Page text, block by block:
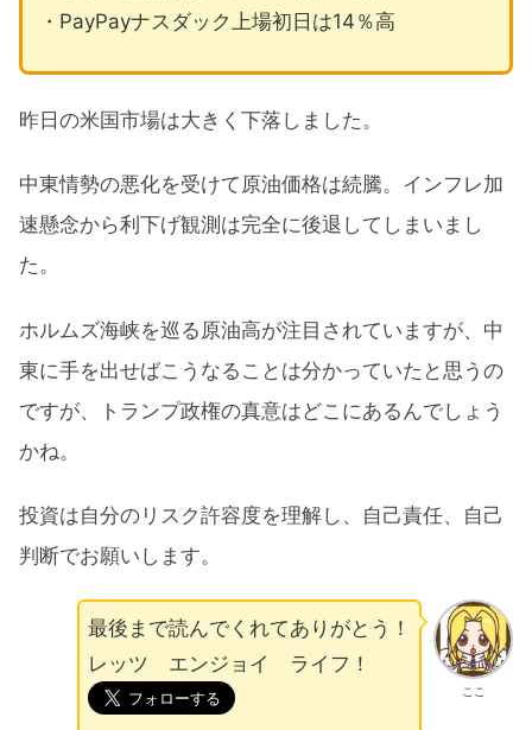
・PayPayナスダック上場初日は14％高
昨日の米国市場は大きく下落しました。
中東情勢の悪化を受けて原油価格は続騰。インフレ加
速懸念から利下げ観測は完全に後退してしまいまし
た。
ホルムズ海峡を巡る原油高が注目されていますが、中
東に手を出せばこうなることは分かっていたと思うの
ですが、トランプ政権の真意はどこにあるんでしょう
かね。
投資は自分のリスク許容度を理解し、自己責任、自己
判断でお願いします。
ここ
最後まで読んでくれてありがとう！
レッツ エンジョイ ライフ！